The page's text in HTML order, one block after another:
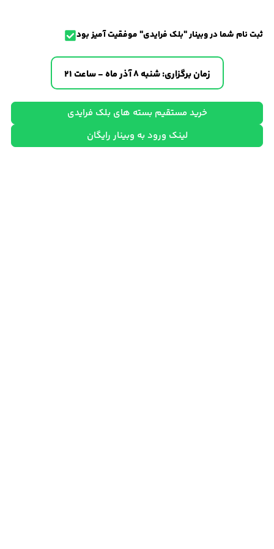
ثبت نام شما در وبینار "بلک فرایدی" موفقیت آمیز بود
زمان برگزاری: شنبه 8 آذر ماه - ساعت 21
خرید مستقیم بسته های بلک فرایدی
لینک ورود به وبینار رایگان